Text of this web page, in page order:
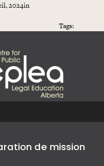
2024in
Tags:
de mission